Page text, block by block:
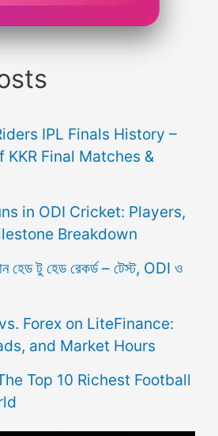
IPL Finals History –
Final Matches &
in ODI Cricket: Players,
Breakdown
হেড টু হেড রেকর্ড – টেস্ট, ODI ও
Forex on LiteFinance:
and Market Hours
Top 10 Richest Football